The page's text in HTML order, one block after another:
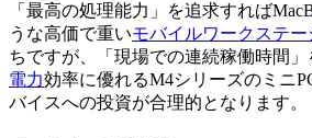
「最高の処理能力」を追求すれば
うな高価で重いモバイルワークステー
ちですが、「現場での連続稼働時間」
電力効率に優れるM4シリーズのミニ
バイスへの投資が合理的となります。